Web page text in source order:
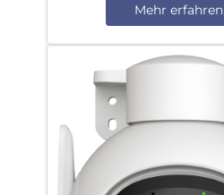
Mehr erfahren